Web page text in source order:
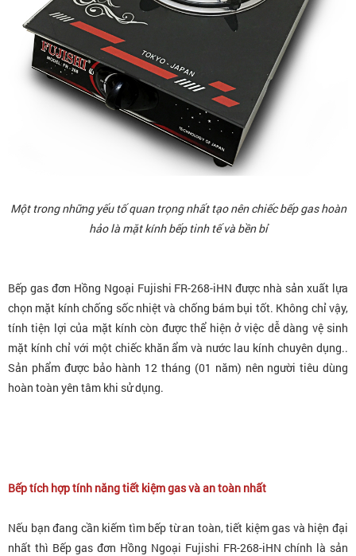
Một trong những yếu tố quan trọng nhất tạo nên chiếc bếp gas hoàn
hảo là mặt kính bếp tinh tế và bền bỉ
Bếp gas đơn Hồng Ngoại Fujishi FR-268-iHN được nhà sản xuất lựa
chọn mặt kính chống sốc nhiệt và chống bám bụi tốt. Không chỉ vậy,
tính tiện lợi của mặt kính còn được thể hiện ở việc dễ dàng vệ sinh
mặt kính chỉ với một chiếc khăn ẩm và nước lau kính chuyên dụng..
Sản phẩm được bảo hành 12 tháng (01 năm) nên người tiêu dùng
hoàn toàn yên tâm khi sử dụng.
Bếp tích hợp tính năng tiết kiệm gas và an toàn nhất
Nếu bạn đang cần kiếm tìm bếp từ an toàn, tiết kiệm gas và hiện đại
nhất thì Bếp gas đơn Hồng Ngoại Fujishi FR-268-iHN chính là sản